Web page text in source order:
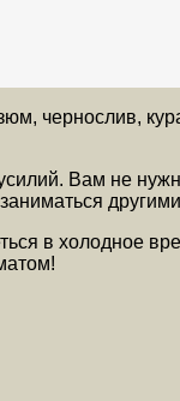
чернослив,
Вам не
в холодное